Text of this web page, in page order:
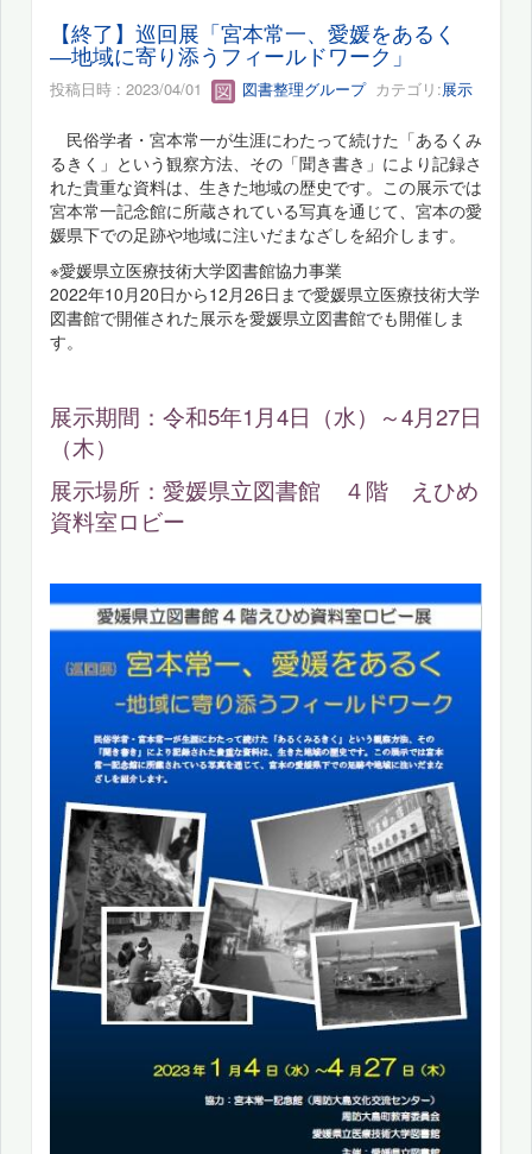
【終了】巡回展「宮本常一、愛媛をあるく
―地域に寄り添うフィールドワーク」
投稿日時 : 2023/04/01 図書整理グループカテゴリ:展示
民俗学者・宮本常一が生涯にわたって続けた「あるくみ
るきく」という観察方法、その「聞き書き」により記録さ
れた貴重な資料は、生きた地域の歴史です。この展示では
宮本常一記念館に所蔵されている写真を通じて、宮本の愛
媛県下での足跡や地域に注いだまなざしを紹介します。
※愛媛県立医療技術大学図書館協力事業
2022年10月20日から12月26日まで愛媛県立医療技術大学
図書館で開催された展示を愛媛県立図書館でも開催しま
す。
展示期間：令和5年1月4日（水）～4月27日
（木）
展示場所：愛媛県立図書館 ４階 えひめ
資料室ロビー